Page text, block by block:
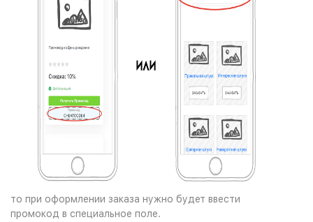
то при оформлении заказа нужно будет ввести
промокод в специальное поле.